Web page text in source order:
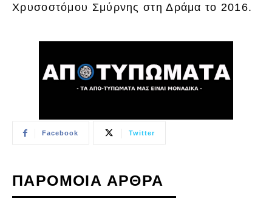
Χρυσοστόμου Σμύρνης στη Δράμα το 2016.
Facebook Twitter
ΠΑΡΟΜΟΙΑ ΑΡΘΡΑ